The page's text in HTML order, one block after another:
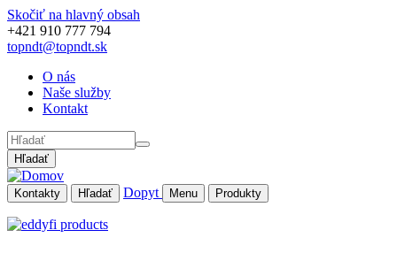
Skočiť na hlavný obsah
+421 910 777 794
topndt@topndt.sk
O nás
Naše služby
Kontakt
Hľadať
Kontakty Hľadať Dopyt Menu Produkty